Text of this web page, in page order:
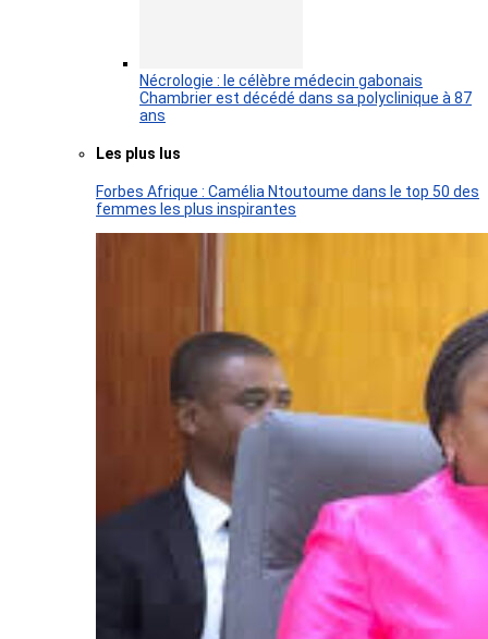
Nécrologie : le célèbre médecin gabonais
Chambrier est décédé dans sa polyclinique à 87
ans
Les plus lus
Forbes Afrique : Camélia Ntoutoume dans le top 50 des
femmes les plus inspirantes